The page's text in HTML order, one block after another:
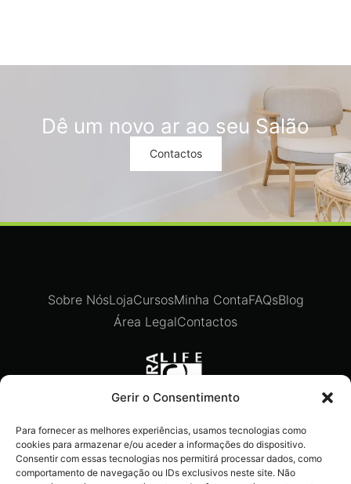
Gerir o Consentimento
Para fornecer as melhores experiências, usamos tecnologias como
cookies para armazenar e/ou aceder a informações do dispositivo.
Consentir com essas tecnologias nos permitirá processar dados, como
comportamento de navegação ou IDs exclusivos neste site. Não
Dê um novo ar ao seu Salão
Contactos
Recebe ofertas exclusivas,
novidades e dicas imperdíveis
diretamente no teu e-mail.
Sobre NósLojaCursosMinha ContaFAQsBlog
Área LegalContactos